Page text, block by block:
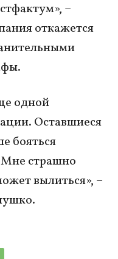
–
откажется
одной
Оставшиеся
бояться
Мне страшно
вылиться», –